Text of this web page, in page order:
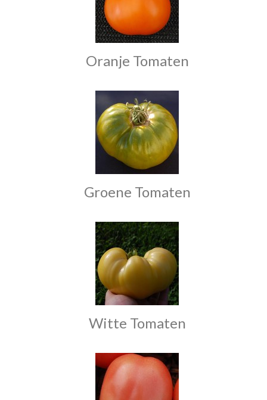
Oranje Tomaten
Groene Tomaten
Witte Tomaten